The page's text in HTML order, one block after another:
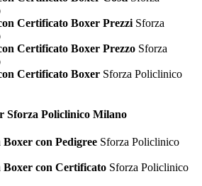
Certificato Boxer Prezzi Sforza
Certificato Boxer Prezzo Sforza
Certificato Boxer Sforza Policlinico
Sforza Policlinico Milano
con Pedigree Sforza Policlinico
Boxer con Certificato Sforza Policlinico